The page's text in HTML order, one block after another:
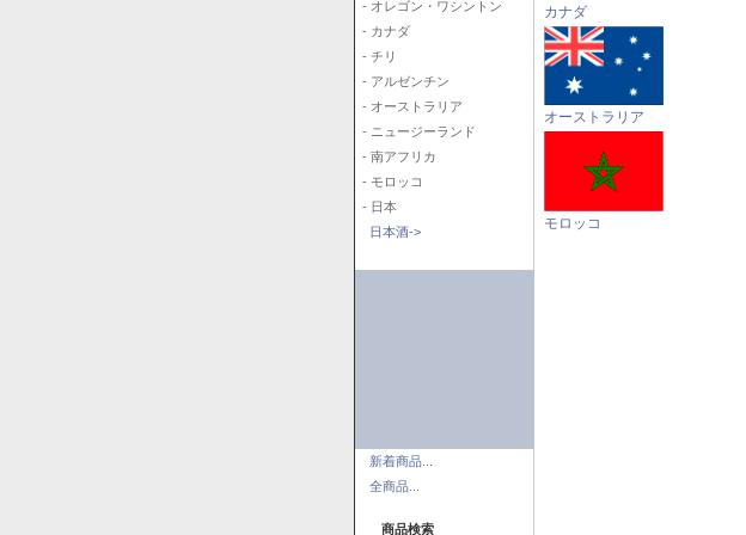
- オレゴン・ワシントン
- カナダ
- チリ
- アルゼンチン
- オーストラリア
- ニュージーランド
- 南アフリカ
- モロッコ
- 日本
日本酒->
新着商品...
全商品...
商品検索
カナダ
オーストラリア
モロッコ